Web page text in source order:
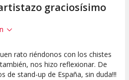
graciosísimo
en
10
Interpretación
rato riéndonos con los chistes
nos hizo reflexionar. De
de stand-up de España, sin duda!!!